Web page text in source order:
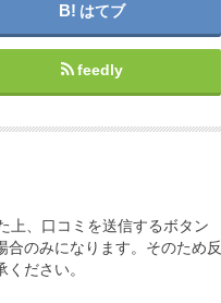
はてブ
feedly
上、口コミを送信するボタン
のみになります。そのため反
ださい。